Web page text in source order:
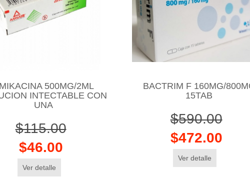
500MG/2ML
INTECTABLE CON
UNA
$115.00
$46.00
Ver detalle
BACTRIM F 160MG/
15TAB
$590.00
$472.00
Ver detalle